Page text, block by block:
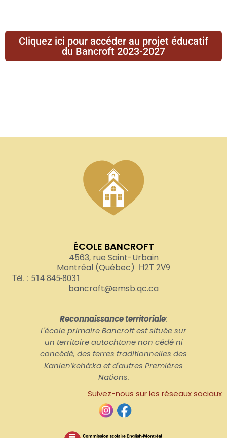
Cliquez ici pour accéder au projet éducatif
du Bancroft 2023-2027
ÉCOLE BANCROFT
4563, rue Saint-Urbain
Montréal (Québec) H2T 2V9
Tél. : 514 845-8031
bancroft@emsb.qc.ca
Reconnaissance territoriale:
L'école primaire Bancroft est située sur
un territoire autochtone non cédé ni
concédé, des terres traditionnelles des
Kanienʼkehá:ka et d'autres Premières
Nations.
Suivez-nous sur les réseaux sociaux